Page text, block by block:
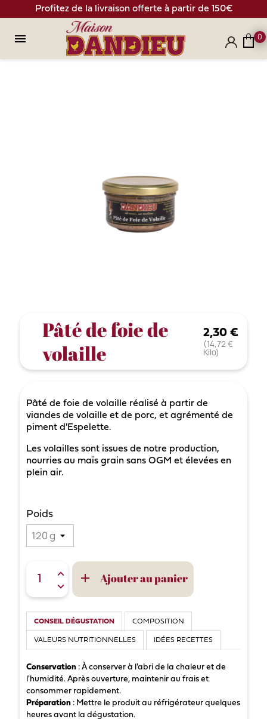
Profitez de la livraison offerte à partir de 150€
 0
Pâté de foie de
volaille
2,30 €
(14,72 €
Kilo)
Pâté de foie de volaille réalisé à partir de
viandes de volaille et de porc, et agrémenté de
piment d'Espelette.
Les volailles sont issues de notre production,
nourries au maïs grain sans OGM et élevées en
plein air.
Poids
 Ajouter au panier
CONSEIL DÉGUSTATION COMPOSITION
VALEURS NUTRITIONNELLES IDÉES RECETTES
Conservation : À conserver à l'abri de la chaleur et de
l'humidité. Après ouverture, maintenir au frais et
consommer rapidement.
Préparation : Mettre le produit au réfrigérateur quelques
heures avant la dégustation.